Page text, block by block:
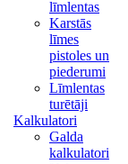
līmlentas
Karstās
līmes
pistoles un
piederumi
Līmlentas
turētāji
Kalkulatori
Galda
kalkulatori